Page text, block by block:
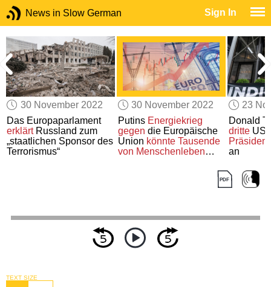
News in Slow German Sign In
30 November 2022
Das Europaparlament
erklärtRussland zum
„staatlichen Sponsor des
Terrorismus“
30 November 2022
Putins Energiekrieg
gegen die Europäische
Union könnte Tausende
von Menschenleben
23
Donald
dritteUS-
an
TEXT SIZE